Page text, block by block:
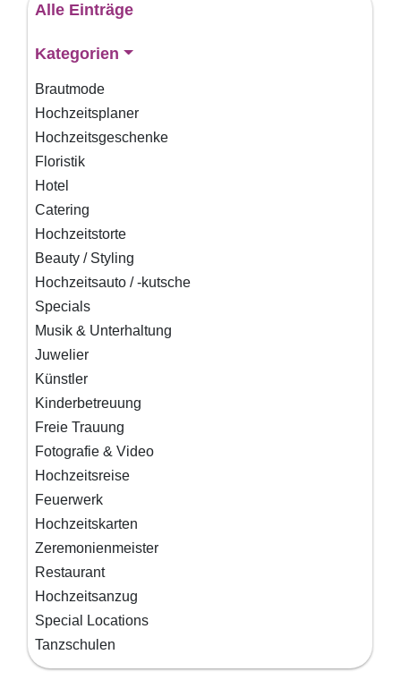
Alle Einträge
Kategorien
Brautmode
Hochzeitsplaner
Hochzeitsgeschenke
Floristik
Hotel
Catering
Hochzeitstorte
Beauty / Styling
Hochzeitsauto / -kutsche
Specials
Musik & Unterhaltung
Juwelier
Künstler
Kinderbetreuung
Freie Trauung
Fotografie & Video
Hochzeitsreise
Feuerwerk
Hochzeitskarten
Zeremonienmeister
Restaurant
Hochzeitsanzug
Special Locations
Tanzschulen